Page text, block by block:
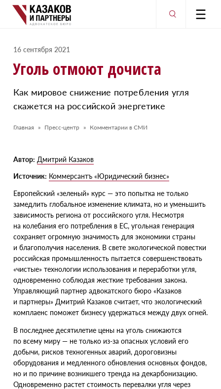
16 сентября 2021
Уголь отмоют дочиста
Как мировое снижение потребления угля
скажется на российской энергетике
Главная Пресс-центр Комментарии в СМИ
Автор: Дмитрий Казаков
Источник: Коммерсантъ «Юридический бизнес»
Европейский «зеленый» курс — это попытка не только
замедлить глобальное изменение климата, но и уменьшить
зависимость региона от российского угля. Несмотря
на колебания его потребления в ЕС, угольная генерация
сохраняет огромную значимость для экономики страны
и благополучия населения. В свете экологической повестки
российская промышленность пытается совершенствовать
«чистые» технологии использования и переработки угля,
одновременно соблюдая жесткие требования закона.
Управляющий партнер адвокатского бюро «Казаков
и партнеры» Дмитрий Казаков считает, что экологический
комплаенс поможет бизнесу удержаться между двух огней.
В последнее десятилетие цены на уголь снижаются
по всему миру — не только из-за опасных условий его
добычи, рисков техногенных аварий, дороговизны
оборудования и медленного обновления основных фондов,
но и по причине возникшего тренда на декарбонизацию.
Одновременно растет стоимость перевалки угля через